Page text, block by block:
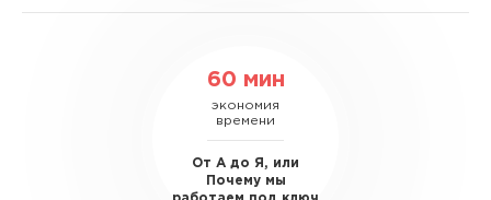
60 мин
экономия
времени
От А до Я, или
Почему мы